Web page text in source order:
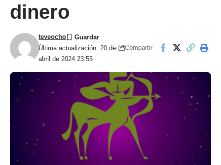
dinero
Última actualización: 20 de
abril de 2024 23:55
teveocho
Compartir